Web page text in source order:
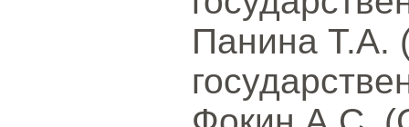
Панина Т.А.